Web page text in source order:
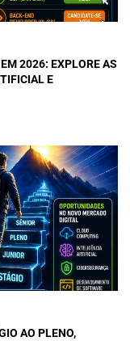
2026: EXPLORE AS
E
AO PLENO,